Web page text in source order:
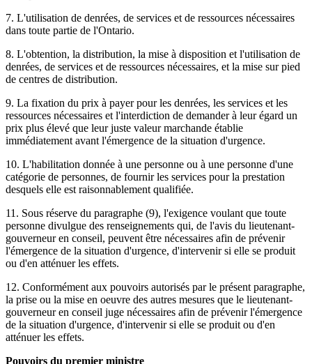
7. L'utilisation de denrées, de services et de ressources nécessaires
dans toute partie de l'Ontario.
8. L'obtention, la distribution, la mise à disposition et l'utilisation de
denrées, de services et de ressources nécessaires, et la mise sur pied
de centres de distribution.
9. La fixation du prix à payer pour les denrées, les services et les
ressources nécessaires et l'interdiction de demander à leur égard un
prix plus élevé que leur juste valeur marchande établie
immédiatement avant l'émergence de la situation d'urgence.
10. L'habilitation donnée à une personne ou à une personne d'une
catégorie de personnes, de fournir les services pour la prestation
desquels elle est raisonnablement qualifiée.
11. Sous réserve du paragraphe (9), l'exigence voulant que toute
personne divulgue des renseignements qui, de l'avis du lieutenant-
gouverneur en conseil, peuvent être nécessaires afin de prévenir
l'émergence de la situation d'urgence, d'intervenir si elle se produit
ou d'en atténuer les effets.
12. Conformément aux pouvoirs autorisés par le présent paragraphe,
la prise ou la mise en oeuvre des autres mesures que le lieutenant-
gouverneur en conseil juge nécessaires afin de prévenir l'émergence
de la situation d'urgence, d'intervenir si elle se produit ou d'en
atténuer les effets.
Pouvoirs du premier ministre